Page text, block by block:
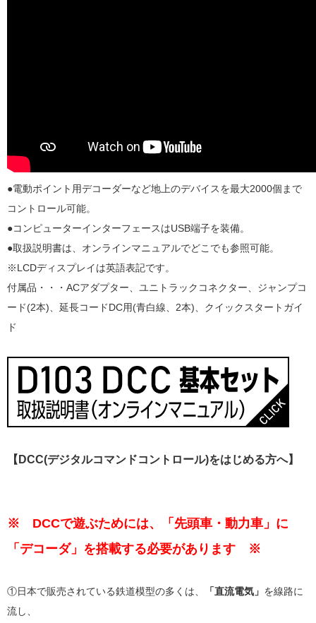
●電動ポイント用デコーダーなど地上のデバイスを最大2000個まで
コントロール可能。
●コンピューターインターフェースはUSB端子を装備。
●取扱説明書は、オンラインマニュアルでどこでも参照可能。
※LCDディスプレイは英語表記です。
付属品・・・ACアダプター、ユニトラックコネクター、ジャンプコ
ード(2本)、延長コードDC用(青白線、2本)、クイックスタートガイ
ド
【DCC(デジタルコマンドコントロール)をはじめる方へ】
※ DCCで遊ぶためには、「先頭車・動力車」に
「デコーダ」を搭載する必要があります ※
①日本で販売されている鉄道模型の多くは、 「直流電気」 を線路に
流し、